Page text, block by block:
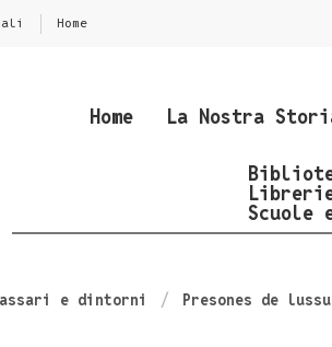
Home
Home La Nostra
Scuole
e dintorni Presones de lussu